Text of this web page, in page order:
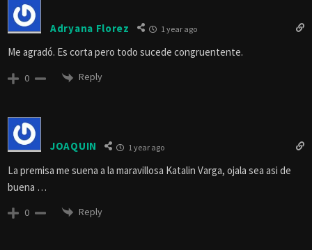
Adryana Florez 1 year ago
Me agradó. Es corta pero todo sucede congruentente.
0 Reply
JOAQUIN 1 year ago
La premisa me suena a la maravillosa Katalin Varga, ojala sea asi de
buena …
0 Reply